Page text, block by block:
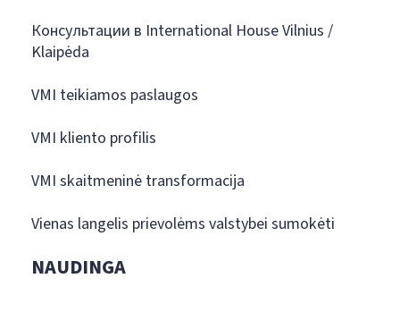
Консультации в International House Vilnius /
Klaipėda
VMI teikiamos paslaugos
VMI kliento profilis
VMI skaitmeninė transformacija
Vienas langelis prievolėms valstybei sumokėti
NAUDINGA